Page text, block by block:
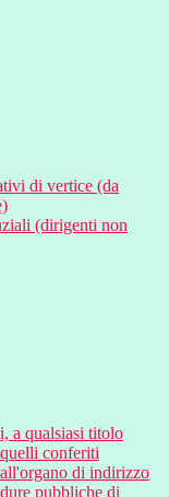
di vertice (da
(dirigenti non
a qualsiasi titolo
conferiti
di indirizzo
pubbliche di